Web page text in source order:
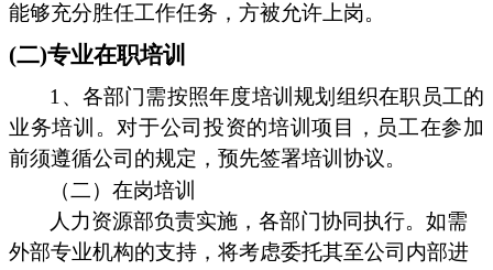
能够充分胜任工作任务，方被允许上岗。
(二)专业在职培训
1、各部门需按照年度培训规划组织在职员工的
业务培训。对于公司投资的培训项目，员工在参加
前须遵循公司的规定，预先签署培训协议。
（二）在岗培训
人力资源部负责实施，各部门协同执行。如需
外部专业机构的支持，将考虑委托其至公司内部进